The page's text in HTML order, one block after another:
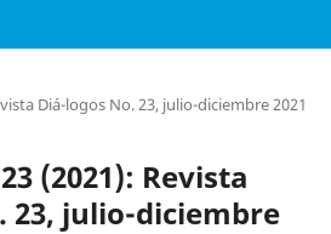
Diá-logos No. 23, julio-diciembre 2021
(2021): Revista
23, julio-diciembre